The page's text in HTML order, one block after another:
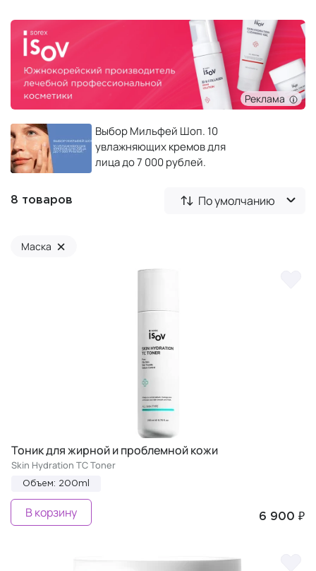
Реклама
Выбор Мильфей Шоп. 10
увлажняющих кремов для
лица до 7 000 рублей.
8 товаров По умолчанию
Маска ×
Тоник для жирной и проблемной кожи
Skin Hydration TC Toner
Объем: 200ml
6 900 ₽
В корзину